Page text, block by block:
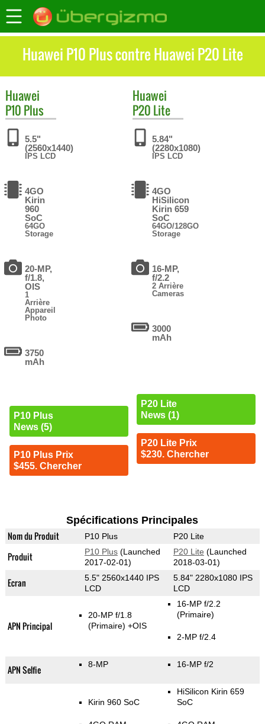
Huawei P10 Plus contre Huawei P20 Lite
Huawei
P10 Plus
5.5"
(2560x1440)
IPS LCD
4GO
Kirin
960
SoC
64GO
Storage
20-MP,
f/1.8,
OIS
1
Arrière
Appareil
Photo
3750
mAh
P10 Plus
News (5)
P10 Plus Prix
$455. Chercher
Huawei
P20 Lite
5.84"
(2280x1080)
IPS LCD
4GO
HiSilicon
Kirin 659
SoC
64GO/128GO
Storage
16-MP,
f/2.2
2 Arrière
Cameras
3000
mAh
P20 Lite
News (1)
P20 Lite Prix
$230. Chercher
Spécifications Principales
Nom du Produit P10 Plus P20 Lite
Produit P10 Plus(Launched
2017-02-01)
P20 Lite (Launched
2018-03-01)
Ecran
5.5" 2560x1440 IPS
LCD
5.84" 2280x1080 IPS
LCD
APN Principal
20-MP f/1.8
(Primaire) +OIS
16-MP f/2.2
(Primaire)
2-MP f/2.4
APN Selfie 8-MP 16-MP f/2
Kirin 960 SoC
HiSilicon Kirin 659
SoC